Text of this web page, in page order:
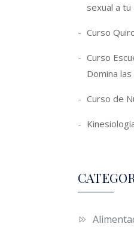
sexual a tu
Curso
Curso
Domina
Curso de